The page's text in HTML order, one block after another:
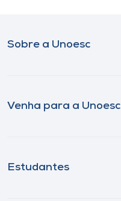
Sobre a Unoesc
Venha para a Unoesc
Estudantes